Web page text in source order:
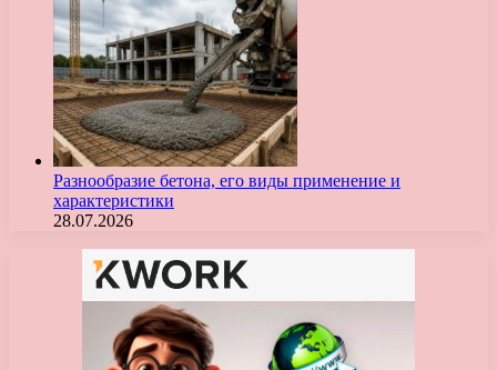
Разнообразие бетона, его виды применение и
характеристики
28.07.2026